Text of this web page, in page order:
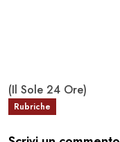
(Il Sole 24 Ore)
Rubriche